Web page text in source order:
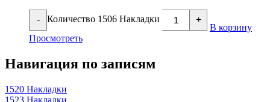
- Количество 1506 Накладки +
В корзину
Просмотреть
Навигация по записям
1520 Накладки
1523 Накладки